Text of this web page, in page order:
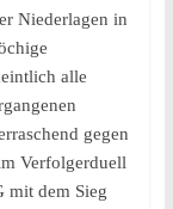
Niederlagen in
alle
gegen
Verfolgerduell
mit dem Sieg